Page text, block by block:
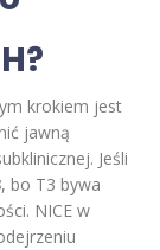
krokiem jest
jawną
Jeśli
, bo T3 bywa
NICE w